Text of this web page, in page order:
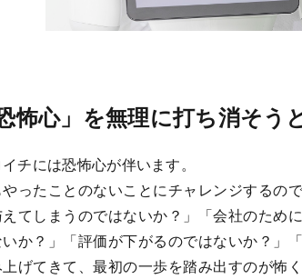
恐怖心」を無理に打ち消そう
チには恐怖心が伴います。
ったことのないことにチャレンジするの
てしまうのではないか？」「会社のため
いか？」「評価が下がるのではないか？
げてきて、最初の一歩を踏み出すのが怖